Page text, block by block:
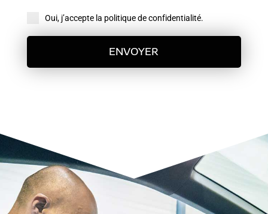
Oui, j’accepte la politique de confidentialité.
ENVOYER